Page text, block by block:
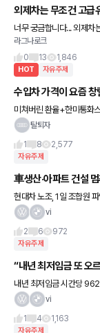
외제차는 무조건 고급
너무 궁금합니다... 외제차
안되는건가요?
라그나로크
0
13 1,846
HOT 자유주제
수입차 가격이 요즘
미쳐버린 환율+한미통화
탈퇴자
1
8 2,577
자유주제
車생산·아파트 건설
현대차 노조, 1일 조합원
엠 임단협 협상 난항…도미
vi
2
6 972
자유주제
“내년 최저임금 또 오
내년 최저임금 시간당
자 될 판” 알바생들 “물가
vi
1
4 1,163
자유주제